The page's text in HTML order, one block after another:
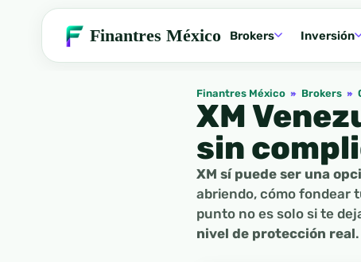
Finantres México Brokers Inversión
Finantres México » Brokers »
XM
sin
XM sí puede ser una
abriendo, cómo fondear
punto no es solo si te
nivel de protección real.